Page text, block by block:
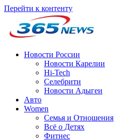
Перейти к контенту
Новости России
Новости Карелии
Hi-Tech
Селебрити
Новости Адыгеи
Авто
Women
Семья и Отношения
Всё о Детях
Фитнес